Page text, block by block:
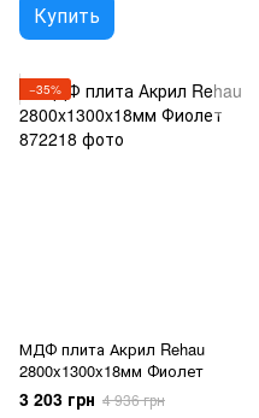
Купить
−35%
МДФ плита Акрил Rehau
2800x1300x18мм Фиолет
3 203 грн 4 936 грн